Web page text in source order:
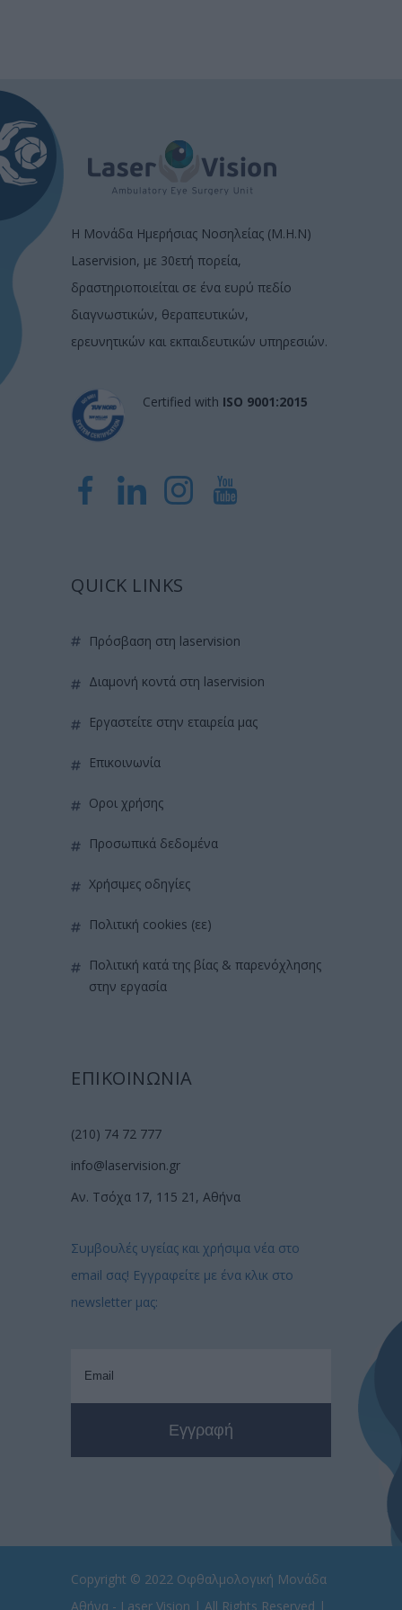
Η Μονάδα Ημερήσιας Νοσηλείας (Μ.Η.Ν)
Laservision, με 30ετή πορεία,
δραστηριοποιείται σε ένα ευρύ πεδίο
διαγνωστικών, θεραπευτικών,
ερευνητικών και εκπαιδευτικών υπηρεσιών.
Certified with ISO 9001:2015
QUICK LINKS
πρόσβαση στη laservision
διαμονή κοντά στη laservision
εργαστείτε στην εταιρεία μας
επικοινωνία
όροι χρήσης
προσωπικά δεδομένα
χρήσιμες οδηγίες
πολιτική cookies (εε)
πολιτική κατά της βίας & παρενόχλησης
στην εργασία
ΕΠΙΚΟΙΝΩΝΙΑ
(210) 74 72 777
info@laservision.gr
Αν. Τσόχα 17, 115 21, Αθήνα
Συμβουλές υγείας και χρήσιμα νέα στο
email σας! Εγγραφείτε με ένα κλικ στο
newsletter μας:
Copyright © 2022 Οφθαλμολογική Μονάδα
Αθήνα - Laser Vision | All Rights Reserved |